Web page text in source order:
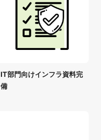
IT部門向けインフラ資料完
備